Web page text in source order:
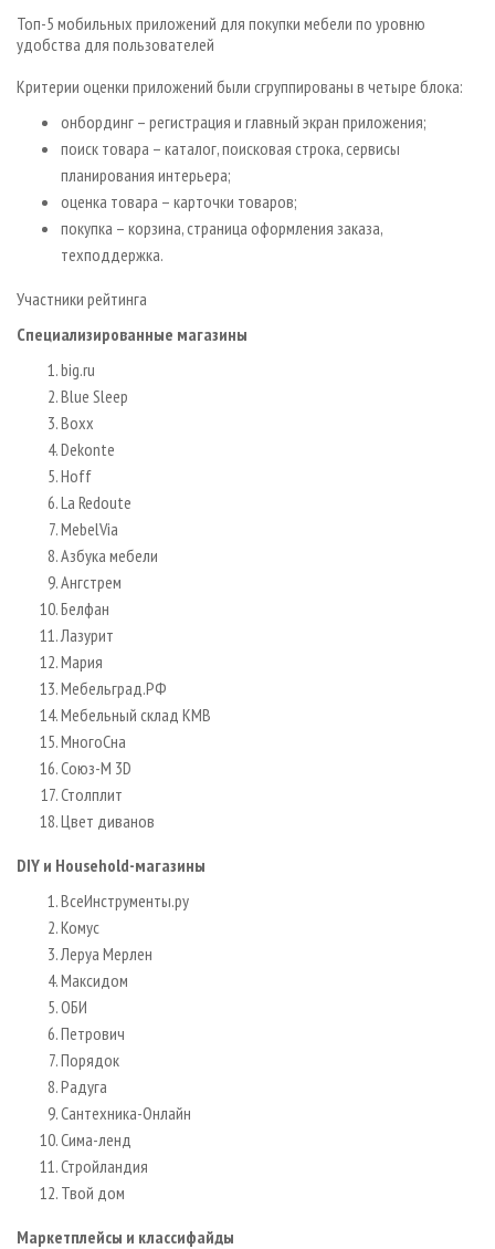
Топ-5 мобильных приложений для покупки мебели по уровню
удобства для пользователей
Критерии оценки приложений были сгруппированы в четыре блока:
онбординг – регистрация и главный экран приложения;
поиск товара – каталог, поисковая строка, сервисы
планирования интерьера;
оценка товара – карточки товаров;
покупка – корзина, страница оформления заказа,
техподдержка.
Участники рейтинга
Специализированные магазины
big.ru
Blue Sleep
Boxx
Dekonte
Hoff
La Redoute
MebelVia
Азбука мебели
Ангстрем
Белфан
Лазурит
Мария
Мебельград.РФ
Мебельный склад КМВ
МногоСна
Союз-М 3D
Столплит
Цвет диванов
DIY и Household-магазины
ВсеИнструменты.ру
Комус
Леруа Мерлен
Максидом
ОБИ
Петрович
Порядок
Радуга
Сантехника-Онлайн
Сима-ленд
Стройландия
Твой дом
Маркетплейсы и классифайды